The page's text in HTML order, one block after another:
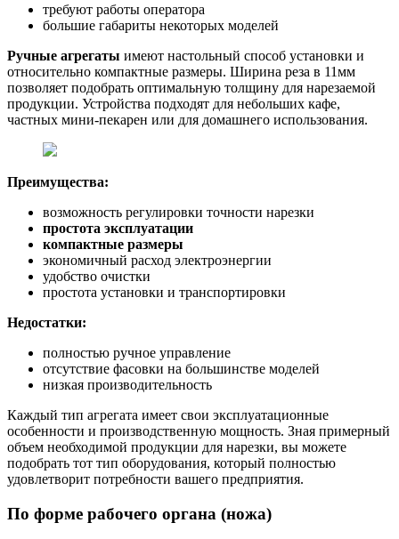
требуют работы оператора
большие габариты некоторых моделей
Ручные агрегаты имеют настольный способ установки и
относительно компактные размеры. Ширина реза в 11мм
позволяет подобрать оптимальную толщину для нарезаемой
продукции. Устройства подходят для небольших кафе,
частных мини-пекарен или для домашнего использования.
Преимущества:
возможность регулировки точности нарезки
простота эксплуатации
компактные размеры
экономичный расход электроэнергии
удобство очистки
простота установки и транспортировки
Недостатки:
полностью ручное управление
отсутствие фасовки на большинстве моделей
низкая производительность
Каждый тип агрегата имеет свои эксплуатационные
особенности и производственную мощность. Зная примерный
объем необходимой продукции для нарезки, вы можете
подобрать тот тип оборудования, который полностью
удовлетворит потребности вашего предприятия.
По форме рабочего органа (ножа)